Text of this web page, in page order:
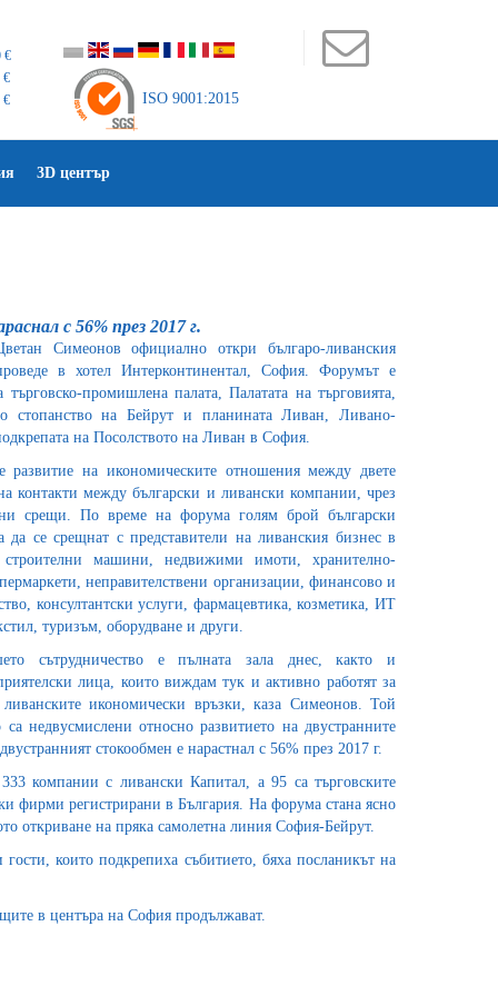
€
€
€
ISO 9001:2015
3D център
с 56% през 2017 г.
Симеонов официално откри българо-ливанския
в хотел Интерконтинентал, София. Форумът е
търговско-промишлена палата, Палатата на търговията,
стопанство на Бейрут и планината Ливан, Ливано-
на Посолството на Ливан в София.
развитие на икономическите отношения между двете
контакти между български и ливански компании, чрез
срещи. По време на форума голям брой български
се срещнат с представители на ливанския бизнес в
строителни машини, недвижими имоти, хранително-
неправителствени организации, финансово и
консултантски услуги, фармацевтика, козметика, ИТ
туризъм, оборудване и други.
сътрудничество е пълната зала днес, както и
лица, които виждам тук и активно работят за
икономически връзки, каза Симеонов. Той
недвусмислени относно развитието на двустранните
стокообмен е нарастнал с 56% през 2017 г.
компании с ливански Капитал, а 95 са търговските
фирми регистрирани в България. На форума стана ясно
откриване на пряка самолетна линия София-Бейрут.
които подкрепиха събитието, бяха посланикът на
в центъра на София продължават.